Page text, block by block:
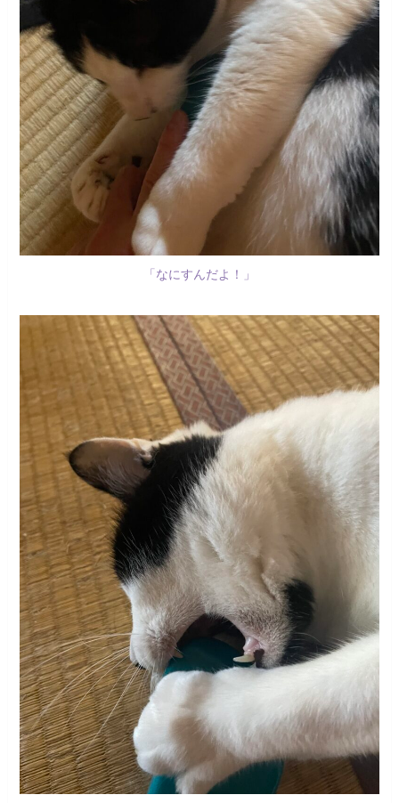
「なにすんだよ！」